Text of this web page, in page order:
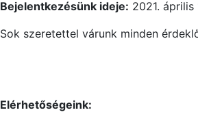
Bejelentkezésünk ideje: 2021.
Sok szeretettel várunk minden
Elérhetőségeink: